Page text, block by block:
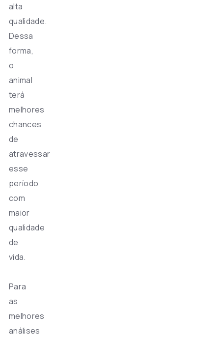
alta
qualidade.
Dessa
forma,
o
animal
terá
melhores
chances
de
atravessar
esse
período
com
maior
qualidade
de
vida.
Para
as
melhores
análises